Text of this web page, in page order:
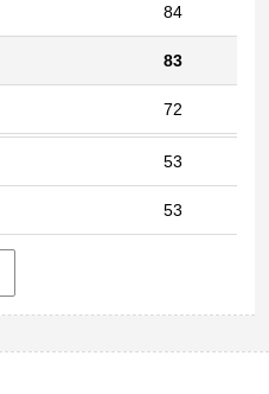
84
83
72
53
53